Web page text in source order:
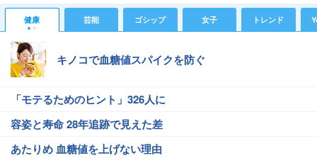
健康 芸能 ゴシップ 女子 トレンド
キノコで血糖値スパイクを防ぐ
「モテるためのヒント」326人に
容姿と寿命 28年追跡で見えた差
あたりめ 血糖値を上げない理由